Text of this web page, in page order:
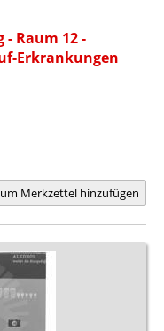
Raum 12 -
Erkrankungen
Merkzettel hinzufügen